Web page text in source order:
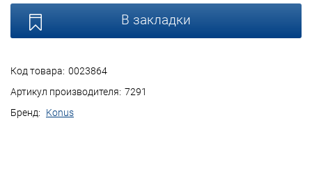
Код товара: 0023864
Артикул производителя: 7291
Бренд:
Konus
В закладки